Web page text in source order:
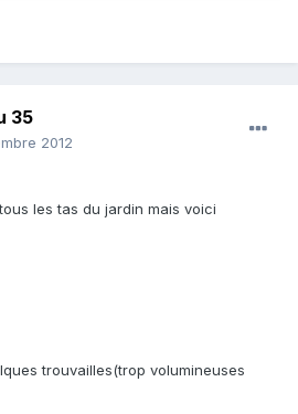
35
2012
les tas du jardin mais voici
trouvailles(trop volumineuses